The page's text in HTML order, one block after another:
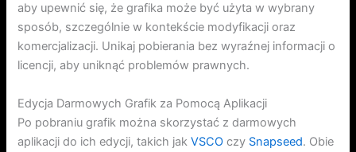
aby upewnić się, że grafika może być użyta w wybrany
sposób, szczególnie w kontekście modyfikacji oraz
komercjalizacji. Unikaj pobierania bez wyraźnej informacji o
licencji, aby uniknąć problemów prawnych.
Edycja Darmowych Grafik za Pomocą Aplikacji
Po pobraniu grafik można skorzystać z darmowych
aplikacji do ich edycji, takich jakVSCO czy Snapseed. Obie